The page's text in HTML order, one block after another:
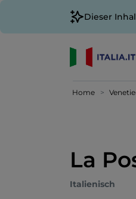
Dieser
Home
La
Italienisch